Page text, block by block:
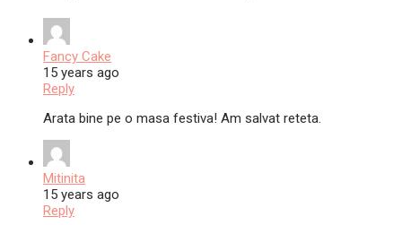
Fancy Cake
15 years ago
Reply
Arata bine pe o masa festiva! Am salvat reteta.
Mitinita
15 years ago
Reply